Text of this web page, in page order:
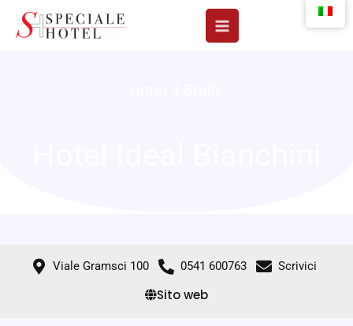
Viale Gramsci 100 0541 600763 Scrivici
Sito web